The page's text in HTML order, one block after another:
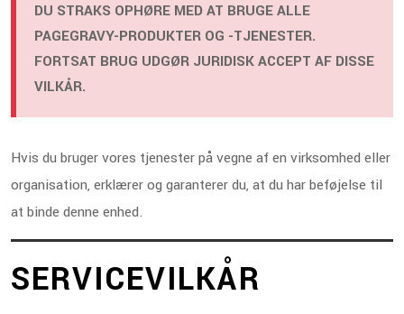
DU STRAKS OPHØRE MED AT BRUGE ALLE
PAGEGRAVY-PRODUKTER OG -TJENESTER.
FORTSAT BRUG UDGØR JURIDISK ACCEPT AF DISSE
VILKÅR.
Hvis du bruger vores tjenester på vegne af en virksomhed eller
organisation, erklærer og garanterer du, at du har beføjelse til
at binde denne enhed.
SERVICEVILKÅR